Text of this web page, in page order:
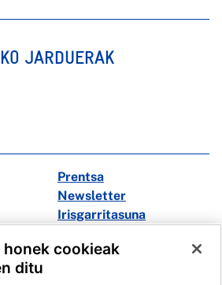
JARDUERAK
Prentsa
Newsletter
Irisgarritasuna
honek cookieak
ditu